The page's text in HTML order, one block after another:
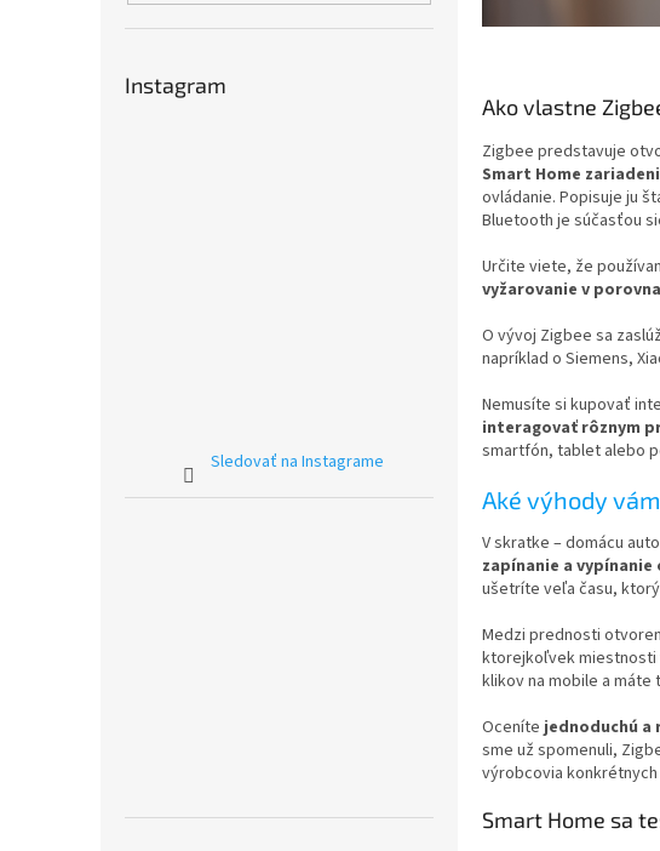
Instagram
Sledovať na Instagrame
Ako vlastne
Zigbee predstavuje
Smart Home
ovládanie. Popisuje ju
Bluetooth je súčasťou
Určite viete, že
vyžarovanie v
O vývoj Zigbee sa
napríklad o Siemens,
Nemusíte si kupovať
interagovať rôznym
smartfón, tablet alebo
Aké výhody
V skratke – domácu
zapínanie a
ušetríte veľa času,
Medzi prednosti
ktorejkoľvek miestnosti
klikov na mobile a máte
Ocenítejednoduchú a
sme už spomenuli,
výrobcovia
Smart Home sa